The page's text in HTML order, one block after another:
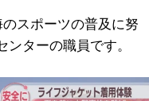
スポーツの普及に努
ターの職員です。